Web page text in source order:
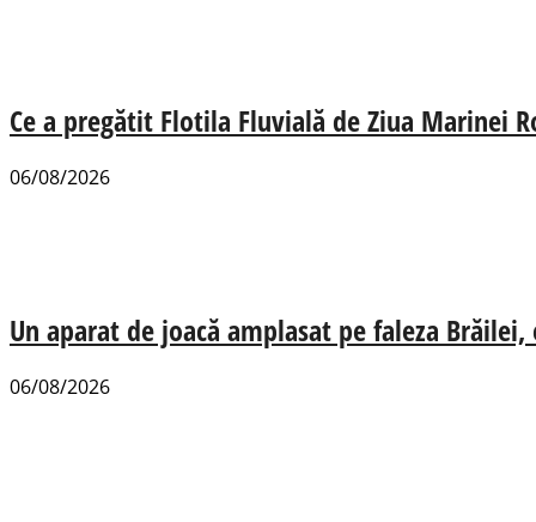
Ce a pregătit Flotila Fluvială de Ziua Marinei
06/08/2026
Un aparat de joacă amplasat pe faleza
06/08/2026